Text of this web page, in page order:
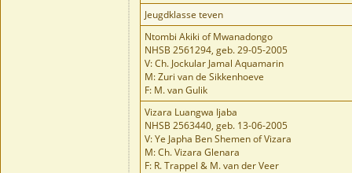
Jeugdklasse teven
Ntombi Akiki of Mwanadongo
NHSB 2561294, geb. 29-05-2005
V: Ch. Jockular Jamal Aquamarin
M: Zuri van de Sikkenhoeve
F: M. van Gulik
Vizara Luangwa Ijaba
NHSB 2563440, geb. 13-06-2005
V: Ye Japha Ben Shemen of Vizara
M: Ch. Vizara Glenara
F: R. Trappel & M. van der Veer